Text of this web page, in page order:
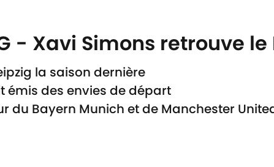
- Xavi Simons retrouve le
la saison dernière
émis des envies de départ
du Bayern Munich et de Manchester